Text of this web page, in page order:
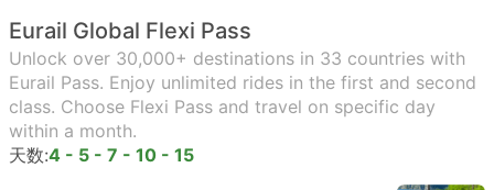
Eurail Global Flexi Pass
Unlock over 30,000+ destinations in 33 countries with
Eurail Pass. Enjoy unlimited rides in the first and second
class. Choose Flexi Pass and travel on specific day
within a month.
天数:4 - 5 - 7 - 10 - 15